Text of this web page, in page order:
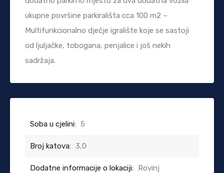
ukupne površine parkirališta cca 100 m2 –
Multifunkcionalno dječje igralište koje se sastoji
od ljuljačke, tobogana, penjalice i još nekih
sadržaja.
Soba u cjelini: 5
Broj katova: 3,0
Dodatne informacije o lokaciji: Rovinj